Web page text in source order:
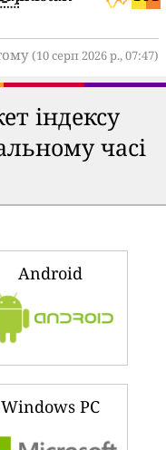
(10 серп 2026 р., 07:47)
індексу
часі
Android
Windows PC